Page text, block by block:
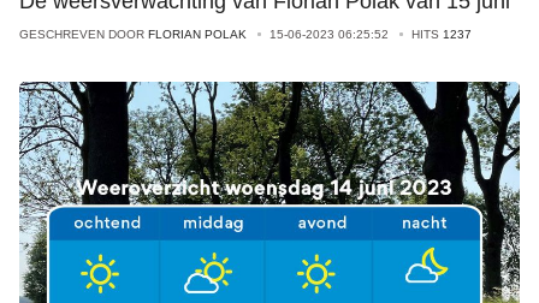
GESCHREVEN DOOR FLORIAN POLAK 15-06-2023 06:25:52 HITS 1237